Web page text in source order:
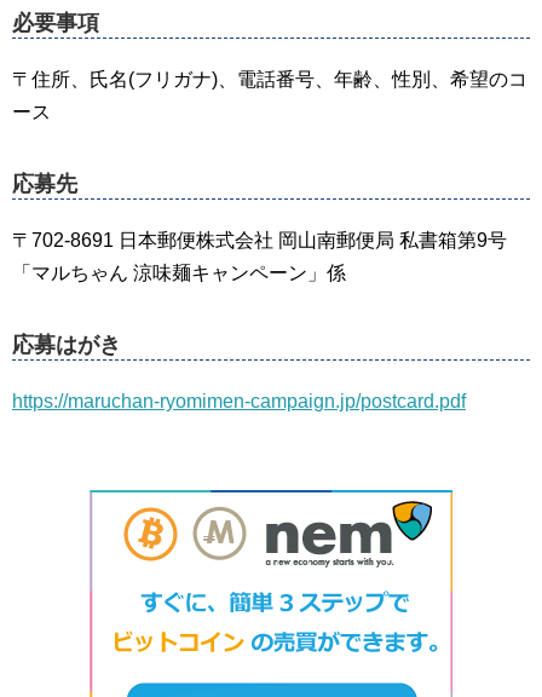
必要事項
〒住所、氏名(フリガナ)、電話番号、年齢、性別、希望のコ
ース
応募先
〒702-8691 日本郵便株式会社 岡山南郵便局 私書箱第9号
「マルちゃん 涼味麺キャンペーン」係
応募はがき
https://maruchan-ryomimen-campaign.jp/postcard.pdf